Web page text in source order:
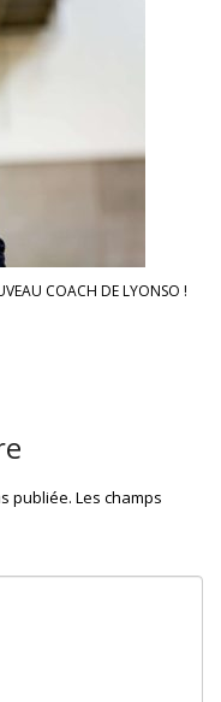
COACH DE LYONSO !
publiée. Les champs